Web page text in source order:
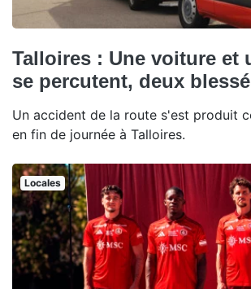
Talloires : Une voiture et
se percutent, deux
Un accident de la route s'est produit
en fin de journée à Talloires.
Locales